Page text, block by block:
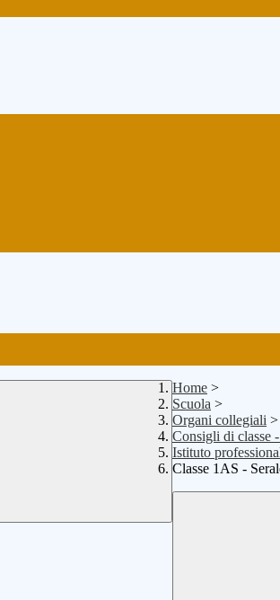
Home >
Scuola >
Organi collegiali >
Consigli di classe
Istituto
Classe 1AS -